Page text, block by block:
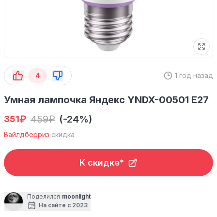
4 1 год назад
Умная лампочка Яндекс YNDX-00501 E27
351₽ 459₽ (-24%)
Вайлдберриз скидка
К скидке*
Поделился moonlight
На сайте с 2023